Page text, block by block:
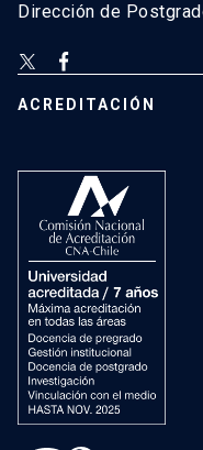
Dirección de
ACREDITACIÓN